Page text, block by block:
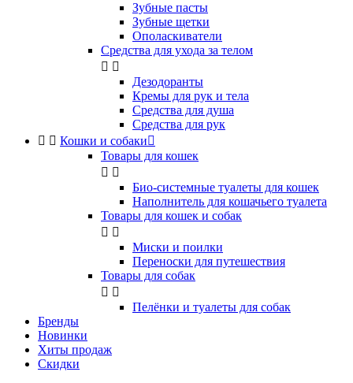
Зубные пасты
Зубные щетки
Ополаскиватели
Средства для ухода за телом
 
Дезодоранты
Кремы для рук и тела
Средства для душа
Средства для рук
  Кошки и собаки
Товары для кошек
 
Био-системные туалеты для кошек
Наполнитель для кошачьего туалета
Товары для кошек и собак
 
Миски и поилки
Переноски для путешествия
Товары для собак
 
Пелёнки и туалеты для собак
Бренды
Новинки
Хиты продаж
Скидки